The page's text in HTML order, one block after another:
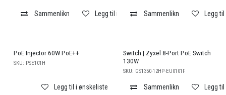
Sammenlikn Legg til i ønskelisteSammenlikn Legg
PoE Injector 60W PoE++
SKU: PSE101H
Legg til i ønskeliste
Switch | Zyxel 8-Port PoE Switch
130W
SKU: GS1350-12HP-EU0101F
Sammenlikn Legg